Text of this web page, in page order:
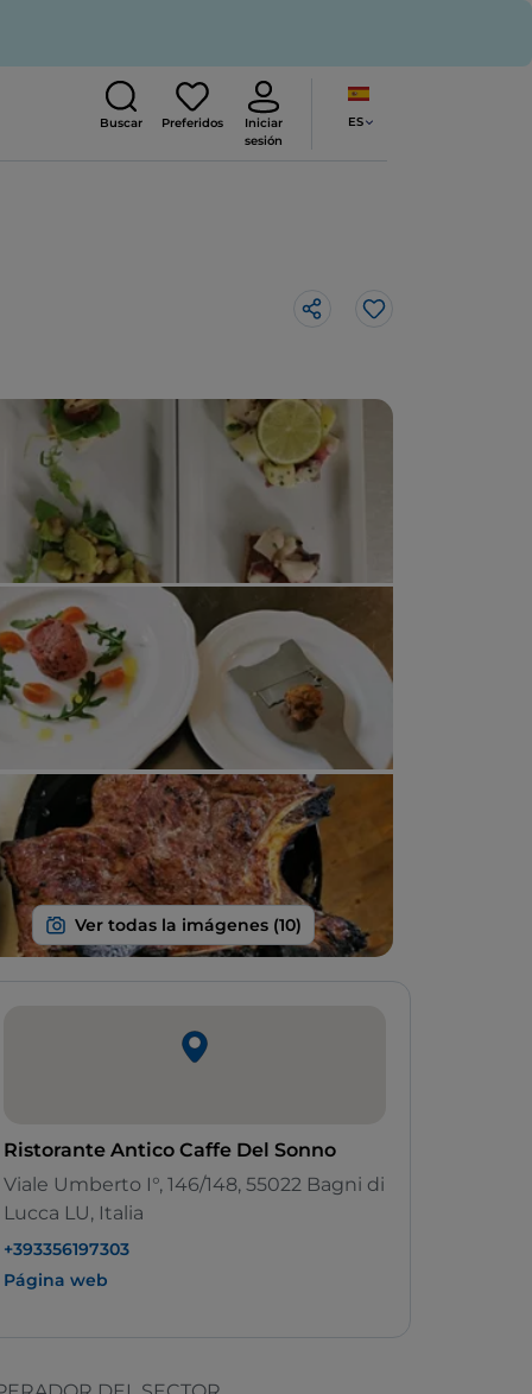
Buscar Preferidos
Iniciar
sesión
ES
Me gusta
Ristorante Antico Caffe Del Sonno
Viale Umberto I°, 146/148, 55022 Bagni di
Lucca LU, Italia
+393356197303
Página web